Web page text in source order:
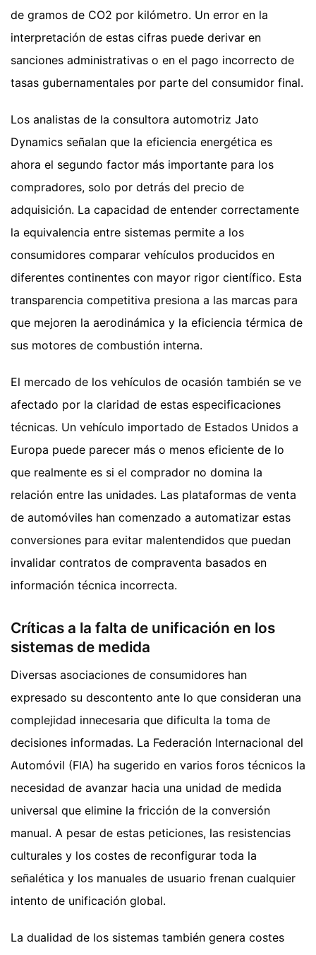
de gramos de CO2 por kilómetro. Un error en la
interpretación de estas cifras puede derivar en
sanciones administrativas o en el pago incorrecto de
tasas gubernamentales por parte del consumidor final.
Los analistas de la consultora automotriz Jato
Dynamics señalan que la eficiencia energética es
ahora el segundo factor más importante para los
compradores, solo por detrás del precio de
adquisición. La capacidad de entender correctamente
la equivalencia entre sistemas permite a los
consumidores comparar vehículos producidos en
diferentes continentes con mayor rigor científico. Esta
transparencia competitiva presiona a las marcas para
que mejoren la aerodinámica y la eficiencia térmica de
sus motores de combustión interna.
El mercado de los vehículos de ocasión también se ve
afectado por la claridad de estas especificaciones
técnicas. Un vehículo importado de Estados Unidos a
Europa puede parecer más o menos eficiente de lo
que realmente es si el comprador no domina la
relación entre las unidades. Las plataformas de venta
de automóviles han comenzado a automatizar estas
conversiones para evitar malentendidos que puedan
invalidar contratos de compraventa basados en
información técnica incorrecta.
Críticas a la falta de unificación en los
sistemas de medida
Diversas asociaciones de consumidores han
expresado su descontento ante lo que consideran una
complejidad innecesaria que dificulta la toma de
decisiones informadas. La Federación Internacional del
Automóvil (FIA) ha sugerido en varios foros técnicos la
necesidad de avanzar hacia una unidad de medida
universal que elimine la fricción de la conversión
manual. A pesar de estas peticiones, las resistencias
culturales y los costes de reconfigurar toda la
señalética y los manuales de usuario frenan cualquier
intento de unificación global.
La dualidad de los sistemas también genera costes